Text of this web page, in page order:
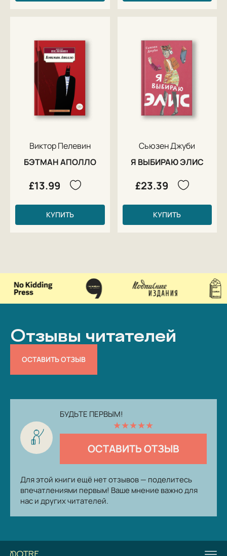
Виктор Пелевин
БЭТМАН АПОЛЛО
£13.99
КУПИТЬ
Сьюзен Джуби
Я ВЫБИРАЮ ЭЛИС
£23.39
КУПИТЬ
Отзывы читателей
ОСТАВИТЬ ОТЗЫВ
БУДЬТЕ ПЕРВЫМ!
★★★★★
ОСТАВИТЬ ОТЗЫВ
Для этой книги ещё нет отзывов — поделитесь
впечатлениями первым! Ваше мнение важно для
нас и других читателей.